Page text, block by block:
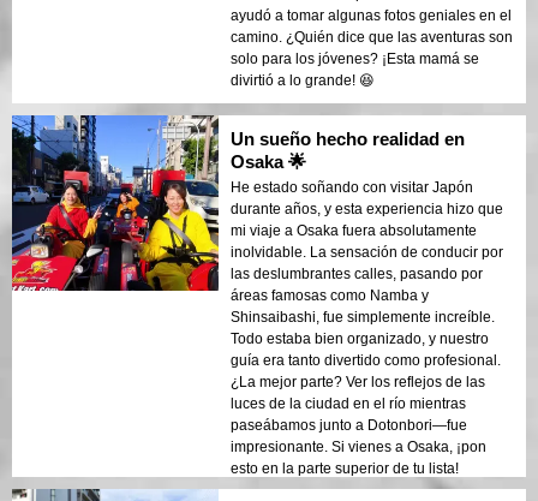
ayudó a tomar algunas fotos geniales en el
camino. ¿Quién dice que las aventuras son
solo para los jóvenes? ¡Esta mamá se
divirtió a lo grande! 😆
Un sueño hecho realidad en
Osaka 🌟
He estado soñando con visitar Japón
durante años, y esta experiencia hizo que
mi viaje a Osaka fuera absolutamente
inolvidable. La sensación de conducir por
las deslumbrantes calles, pasando por
áreas famosas como Namba y
Shinsaibashi, fue simplemente increíble.
Todo estaba bien organizado, y nuestro
guía era tanto divertido como profesional.
¿La mejor parte? Ver los reflejos de las
luces de la ciudad en el río mientras
paseábamos junto a Dotonbori—fue
impresionante. Si vienes a Osaka, ¡pon
esto en la parte superior de tu lista!